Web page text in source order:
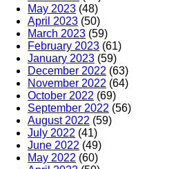
May 2023 (48)
April 2023 (50)
March 2023 (59)
February 2023 (61)
January 2023 (59)
December 2022 (63)
November 2022 (64)
October 2022 (69)
September 2022 (56)
August 2022 (59)
July 2022 (41)
June 2022 (49)
May 2022 (60)